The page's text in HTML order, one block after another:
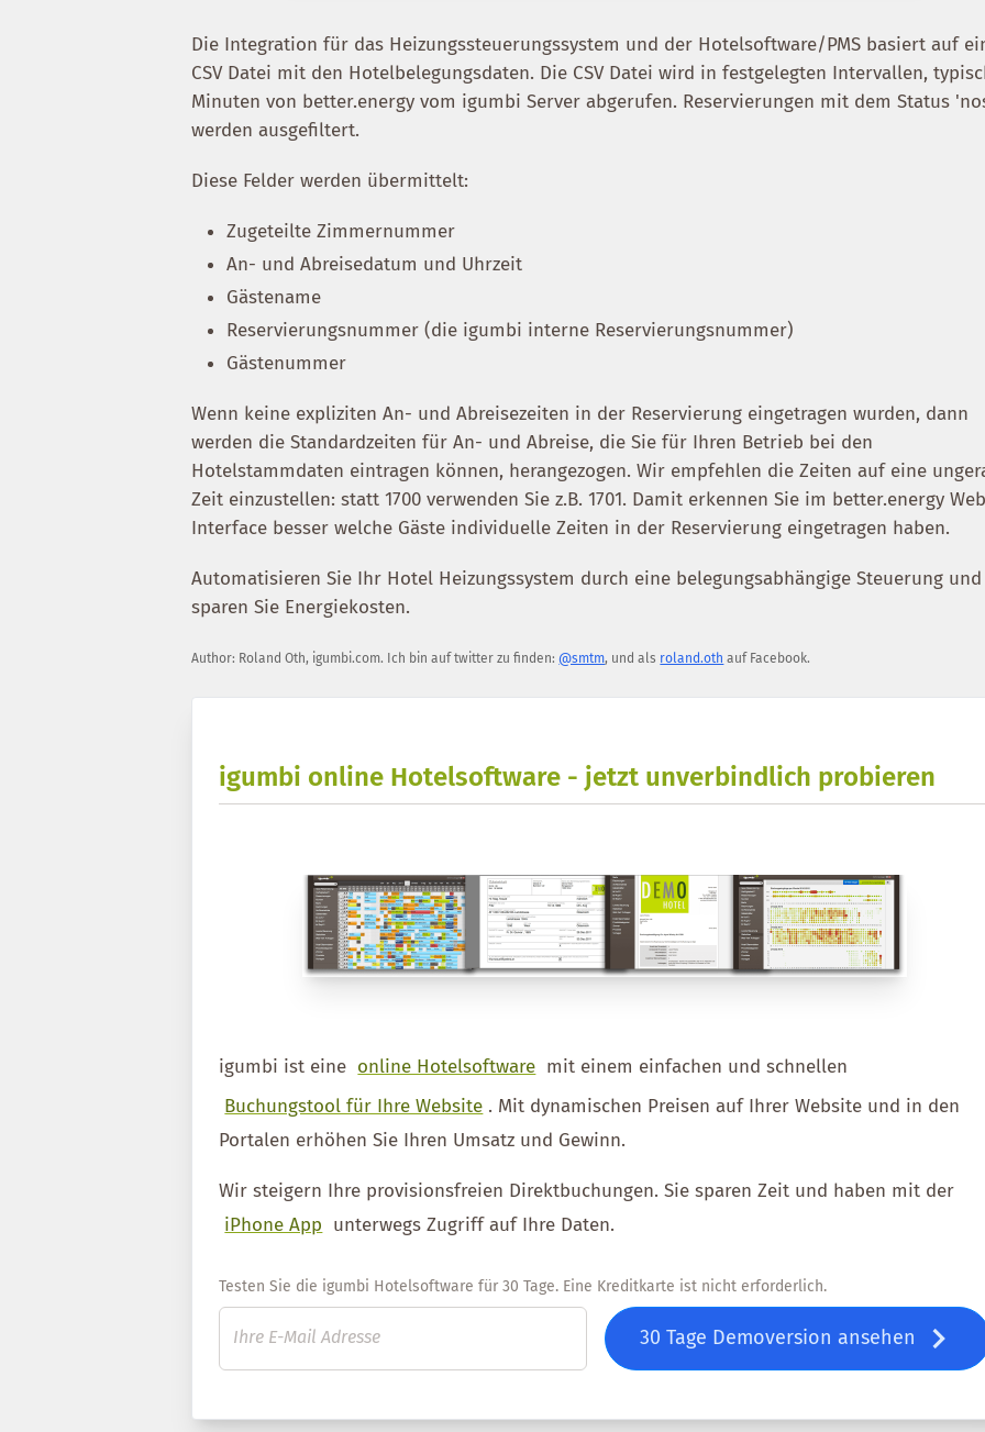
Die Integration für das Heizungssteuerungssystem und der Hotelsoftware/PMS basiert auf
CSV Datei mit den Hotelbelegungsdaten. Die CSV Datei wird in festgelegten Intervallen,
Minuten von better.energy vom igumbi Server abgerufen. Reservierungen mit dem Status
werden ausgefiltert.
Diese Felder werden übermittelt:
Zugeteilte Zimmernummer
An- und Abreisedatum und Uhrzeit
Gästename
Reservierungsnummer (die igumbi interne Reservierungsnummer)
Gästenummer
Wenn keine expliziten An- und Abreisezeiten in der Reservierung eingetragen wurden, dann
werden die Standardzeiten für An- und Abreise, die Sie für Ihren Betrieb bei den
Hotelstammdaten eintragen können, herangezogen. Wir empfehlen die Zeiten auf eine
Zeit einzustellen: statt 1700 verwenden Sie z.B. 1701. Damit erkennen Sie im better.energy Web
Interface besser welche Gäste individuelle Zeiten in der Reservierung eingetragen haben.
Automatisieren Sie Ihr Hotel Heizungssystem durch eine belegungsabhängige Steuerung und
sparen Sie Energiekosten.
Author: Roland Oth, igumbi.com. Ich bin auf twitter zu finden: @smtm, und als roland.oth auf Facebook.
igumbi online Hotelsoftware - jetzt unverbindlich probieren
igumbi ist eine online Hotelsoftware mit einem einfachen und schnellen
Buchungstool für Ihre Website . Mit dynamischen Preisen auf Ihrer Website und in den
Portalen erhöhen Sie Ihren Umsatz und Gewinn.
Wir steigern Ihre provisionsfreien Direktbuchungen. Sie sparen Zeit und haben mit der
iPhone App unterwegs Zugriff auf Ihre Daten.
Testen Sie die igumbi Hotelsoftware für 30 Tage. Eine Kreditkarte ist nicht erforderlich.
30 Tage Demoversion ansehen